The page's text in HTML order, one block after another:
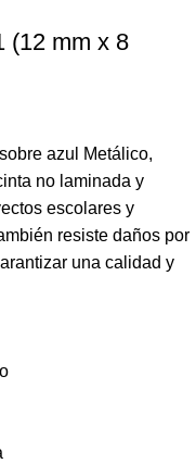
(12 mm x 8
azul Metálico,
no laminada y
escolares y
resiste daños por
una calidad y